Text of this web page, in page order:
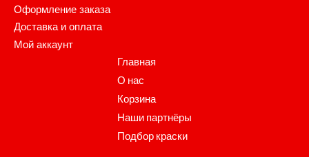
Оформление заказа
Доставка и оплата
Мой аккаунт
Главная
О нас
Корзина
Наши партнёры
Подбор краски